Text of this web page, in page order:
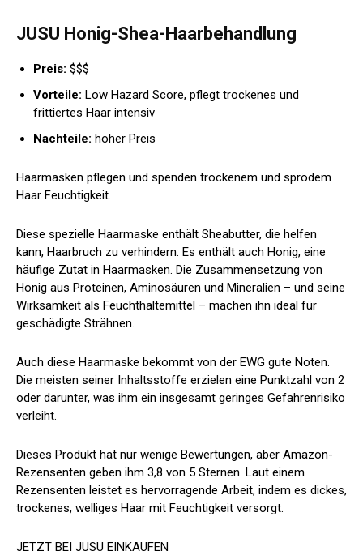
JUSU Honig-Shea-Haarbehandlung
Preis: $$$
Vorteile: Low Hazard Score, pflegt trockenes und
frittiertes Haar intensiv
Nachteile: hoher Preis
Haarmasken pflegen und spenden trockenem und sprödem
Haar Feuchtigkeit.
Diese spezielle Haarmaske enthält Sheabutter, die helfen
kann, Haarbruch zu verhindern. Es enthält auch Honig, eine
häufige Zutat in Haarmasken. Die Zusammensetzung von
Honig aus Proteinen, Aminosäuren und Mineralien – und seine
Wirksamkeit als Feuchthaltemittel – machen ihn ideal für
geschädigte Strähnen.
Auch diese Haarmaske bekommt von der EWG gute Noten.
Die meisten seiner Inhaltsstoffe erzielen eine Punktzahl von 2
oder darunter, was ihm ein insgesamt geringes Gefahrenrisiko
verleiht.
Dieses Produkt hat nur wenige Bewertungen, aber Amazon-
Rezensenten geben ihm 3,8 von 5 Sternen. Laut einem
Rezensenten leistet es hervorragende Arbeit, indem es dickes,
trockenes, welliges Haar mit Feuchtigkeit versorgt.
JETZT BEI JUSU EINKAUFEN